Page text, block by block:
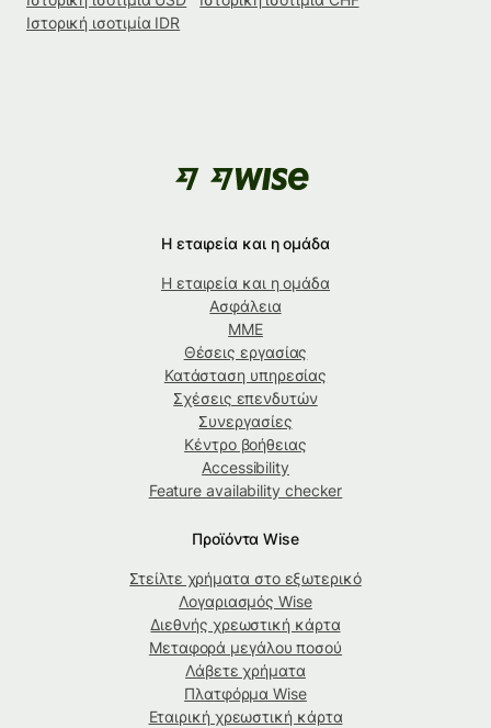
Ιστορική ισοτιμία IDR
Η εταιρεία και η ομάδα
Η εταιρεία και η ομάδα
Ασφάλεια
ΜΜΕ
Θέσεις εργασίας
Κατάσταση υπηρεσίας
Σχέσεις επενδυτών
Συνεργασίες
Κέντρο βοήθειας
Accessibility
Feature availability checker
Προϊόντα Wise
Στείλτε χρήματα στο εξωτερικό
Λογαριασμός Wise
Διεθνής χρεωστική κάρτα
Μεταφορά μεγάλου ποσού
Λάβετε χρήματα
Πλατφόρμα Wise
Εταιρική χρεωστική κάρτα